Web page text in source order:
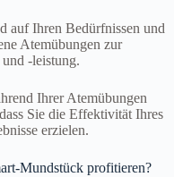
auf Ihren Bedürfnissen und
Atemübungen zur
-leistung.
Ihrer Atemübungen
Sie die Effektivität Ihres
erzielen.
Mundstück profitieren?